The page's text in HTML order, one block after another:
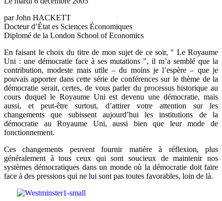
par John HACKETT
Docteur d’État es Sciences Économiques
Diplomé de la London School of Economics
En faisant le choix du titre de mon sujet de ce soir, " Le Royaume
Uni : une démocratie face à ses mutations ", il m’a semblé que la
contribution, modeste mais utile – du moins je l’espère – que je
pouvais apporter dans cette série de conférences sur le thème de la
démocratie serait, certes, de vous parler du processus historique au
cours duquel le Royaume Uni est devenu une démocratie, mais
aussi, et peut-être surtout, d’attirer votre attention sur les
changements que subissent aujourd’hui les institutions de la
démocratie au Royaume Uni, aussi bien que leur mode de
fonctionnement.
Ces changements peuvent fournir matière à réflexion, plus
généralement à tous ceux qui sont soucieux de maintenir nos
systèmes démocratiques dans un monde où la démocratie doit faire
face à des pressions qui ne lui sont pas toutes favorables, loin de là.